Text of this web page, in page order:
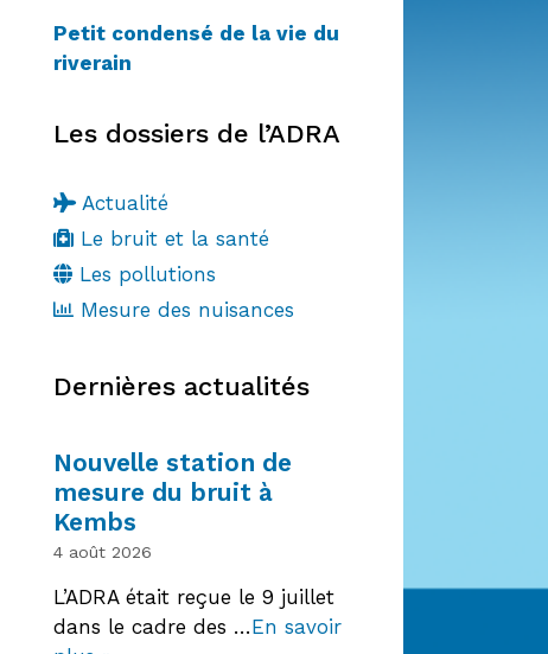
Petit condensé de la vie du
riverain
Les dossiers de l’ADRA
Actualité
Le bruit et la santé
Les pollutions
Mesure des nuisances
Dernières actualités
Nouvelle station de
mesure du bruit à
Kembs
4 août 2026
L’ADRA était reçue le 9 juillet
dans le cadre des …En savoir